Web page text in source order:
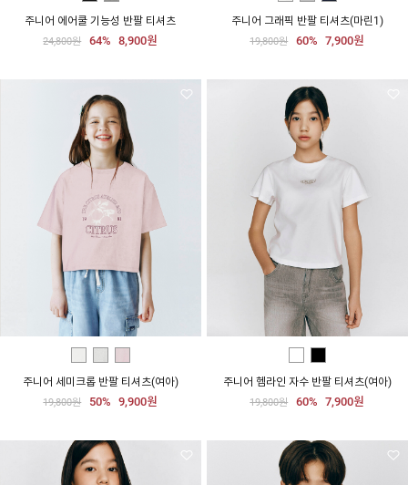
주니어 에어쿨 기능성 반팔 티셔츠
24,800원 64% 8,900원
주니어 그래픽 반팔 티셔츠(마린1)
19,800원 60% 7,900원
주니어 세미크롭 반팔 티셔츠(여아)
19,800원 50% 9,900원
주니어 헴라인 자수 반팔 티셔츠(여아)
19,800원 60% 7,900원